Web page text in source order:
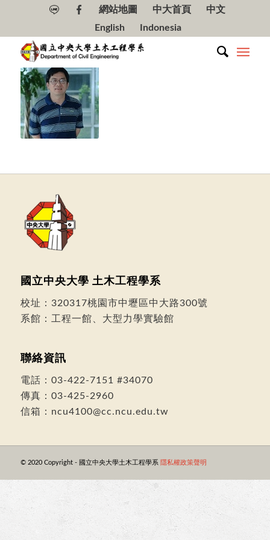
網站地圖 中大首頁
中文
English
Indonesia
國立中央大學 土木工程學系
校址： 320317桃園市中壢區中大路300號
系館：工程一館、大型力學實驗館
聯絡資訊
電話： 03-422-7151
#34070
傳真：03-425-2960
信箱： ncu4100@cc.ncu.edu.tw
© 2020 Copyright - 國立中央大學土木工程學系 隱私權政策聲明